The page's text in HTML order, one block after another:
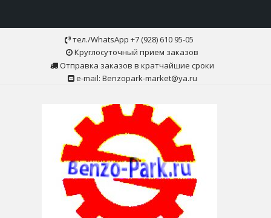
тел./WhatsApp +7 (928) 610 95-05
Круглосуточный прием заказов
Отправка заказов в кратчайшие сроки
e-mail: Benzopark-market@ya.ru